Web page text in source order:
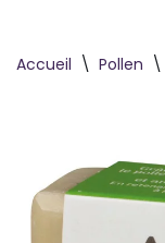
Accueil \ Pollen \